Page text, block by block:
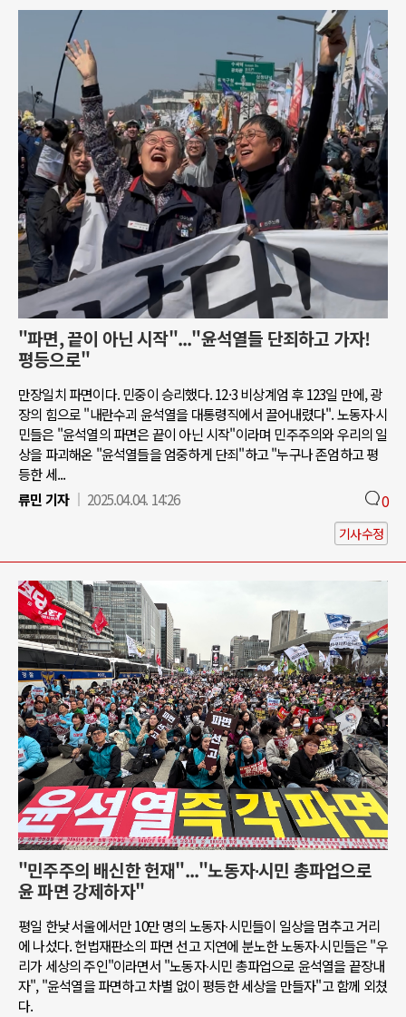
"파면, 끝이 아닌 시작"..."윤석열들 단죄하고 가자!
평등으로"
만장일치 파면이다. 민중이 승리했다. 12·3 비상계엄 후 123일 만에, 광
장의 힘으로 "내란수괴 윤석열을 대통령직에서 끌어내렸다". 노동자∙시
민들은 "윤석열의 파면은 끝이 아닌 시작"이라며 민주주의와 우리의 일
상을 파괴해온 "윤석열들을 엄중하게 단죄"하고 "누구나 존엄하고 평
등한 세...
류민 기자
2025.04.04. 14:26 0
기사수정
"민주주의 배신한 헌재"..."노동자∙시민 총파업으로
윤 파면 강제하자"
평일 한낮 서울에서만 10만 명의 노동자∙시민들이 일상을 멈추고 거리
에 나섰다. 헌법재판소의 파면 선고 지연에 분노한 노동자∙시민들은 "우
리가 세상의 주인"이라면서 "노동자∙시민 총파업으로 윤석열을 끝장내
자", "윤석열을 파면하고 차별 없이 평등한 세상을 만들자"고 함께 외쳤
다.